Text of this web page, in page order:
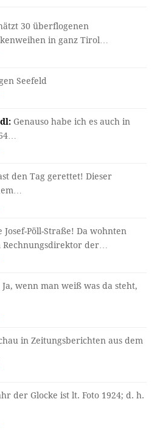
30 überflogenen
in ganz Tirol…
Seefeld
Genauso habe ich es auch in
den Tag gerettet! Dieser
Josef-Pöll-Straße! Da wohnten
Rechnungsdirektor der…
Ja, wenn man weiß was da steht,
in Zeitungsberichten aus dem
der Glocke ist lt. Foto 1924; d. h.